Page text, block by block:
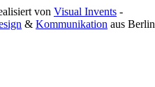
von Visual Invents -
& Kommunikation aus Berlin